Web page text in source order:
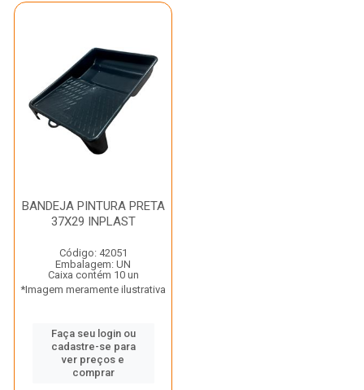
BANDEJA PINTURA PRETA
37X29 INPLAST
Código: 42051
Embalagem: UN
Caixa contém 10 un
*Imagem meramente ilustrativa
Faça seu login ou
cadastre-se para
ver preços e
comprar